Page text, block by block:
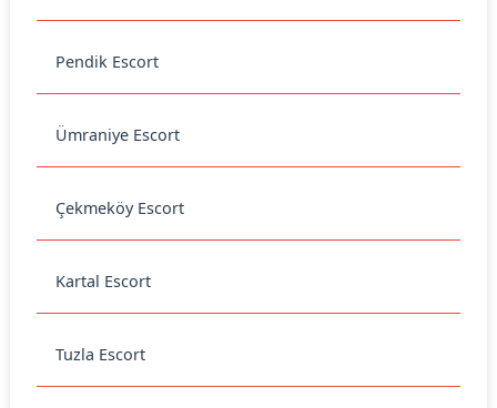
Pendik Escort
Ümraniye Escort
Çekmeköy Escort
Kartal Escort
Tuzla Escort